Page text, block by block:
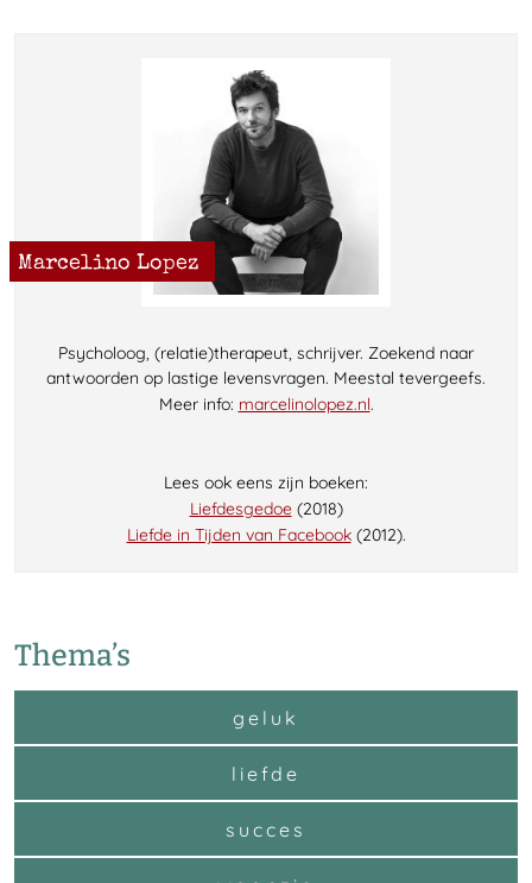
Marcelino Lopez
Psycholoog, (relatie)therapeut, schrijver. Zoekend naar
antwoorden op lastige levensvragen. Meestal tevergeefs.
Meer info: marcelinolopez.nl.
Lees ook eens zijn boeken:
Liefdesgedoe(2018)
Liefde in Tijden van Facebook(2012).
Thema’s
geluk
liefde
succes